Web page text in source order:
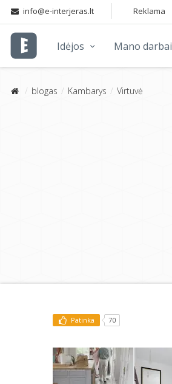
Idėjos Mano darbai
info@e-interjeras.lt Reklama
blogas Kambarys Virtuvė
Patinka 70